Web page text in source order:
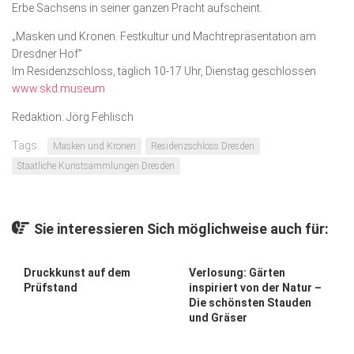
Erbe Sachsens in seiner ganzen Pracht aufscheint.
„Masken und Kronen. Festkultur und Machtrepräsentation am
Dresdner Hof”
Im Residenzschloss, täglich 10-17 Uhr, Dienstag geschlossen
www.skd.museum
Redaktion: Jörg Fehlisch
Tags: Masken und Kronen
Residenzschloss Dresden
Staatliche Kunstsammlungen Dresden
Sie interessieren Sich möglichweise auch für:
Druckkunst auf dem
Prüfstand
Verlosung: Gärten
inspiriert von der Natur –
Die schönsten Stauden
und Gräser